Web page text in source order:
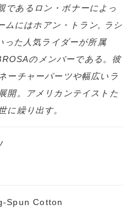
あるロン・ボナーによっ
ムにはホアン・トラン, ラシ
った人気ライダーが所属
のメンバーである。彼
ーチャーパーツや幅広いラ
開。アメリカンテイストた
に繰り出す。
Spun Cotton